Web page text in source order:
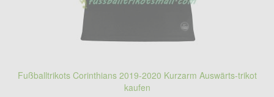
Fußballtrikots Corinthians 2019-2020 Kurzarm Auswärts-trikot
kaufen